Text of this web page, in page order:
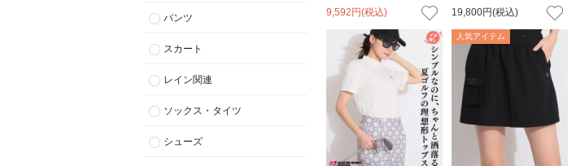
パンツ
スカート
レイン関連
ソックス・タイツ
シューズ
9,592 円(税込) 19,800円(税込)
人気アイテム